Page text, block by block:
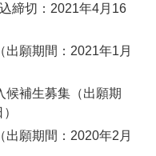
締切：2021年4月16
願期間：2021年1月
候補生募集（出願期
願期間：2020年2月